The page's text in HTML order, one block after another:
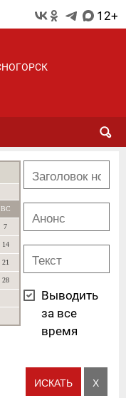
12+
ВС
7
14
21
28
Выводить
за все
время